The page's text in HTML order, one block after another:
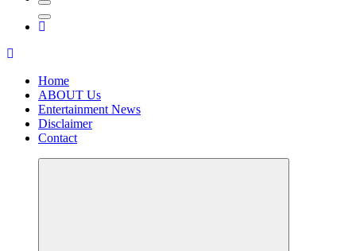
Home
ABOUT Us
Entertainment News
Disclaimer
Contact